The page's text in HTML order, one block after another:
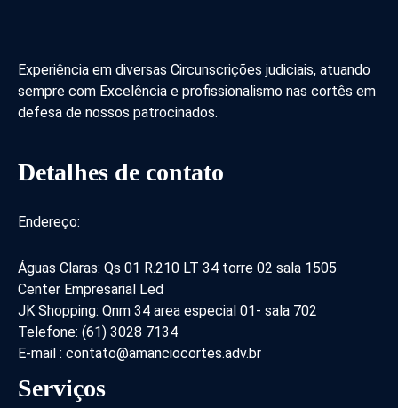
Experiência em diversas Circunscrições judiciais, atuando
sempre com Excelência e profissionalismo nas cortês em
defesa de nossos patrocinados.
Detalhes de contato
Endereço:
Águas Claras: Qs 01 R.210 LT 34 torre 02 sala 1505
Center Empresarial Led
JK Shopping: Qnm 34 area especial 01- sala 702
Telefone: (61) 3028 7134
E-mail : contato@amanciocortes.adv.br
Serviços